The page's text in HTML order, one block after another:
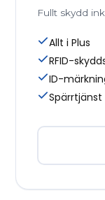
Fullt skydd
Allt i Plus
RFID-
ID-